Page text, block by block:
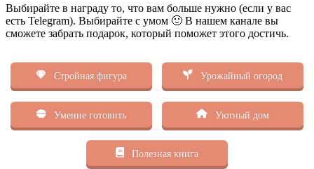
Выбирайте в награду то, что вам больше нужно (если у вас
есть Telegram). Выбирайте с умом 🙂 В нашем канале вы
сможете забрать подарок, который поможет этого достичь.
Стройная фигура Урожайный огород
Умение готовить Уютный дом
Полезная книга